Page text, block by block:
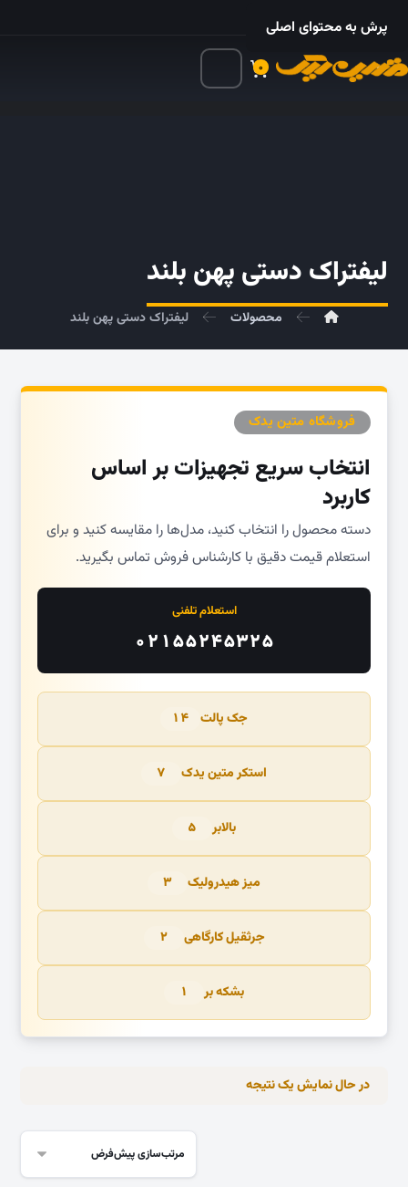
۰۲۱ – ۵۵۲۴ ۵۳۲۵
۰
پرش به محتوای اصلی
لیفتراک دستی پهن بلند
محصولات لیفتراک دستی پهن بلند
فروشگاه متین یدک
انتخاب سریع تجهیزات بر اساس
کاربرد
دسته محصول را انتخاب کنید، مدل‌ها را مقایسه کنید و برای
استعلام قیمت دقیق با کارشناس فروش تماس بگیرید.
استعلام تلفنی
۰۲۱۵۵۲۴۵۳۲۵
جک پالت ۱۴
استکر متین یدک ۷
بالابر ۵
میز هیدرولیک ۳
جرثقیل کارگاهی ۲
بشکه بر ۱
در حال نمایش یک نتیجه